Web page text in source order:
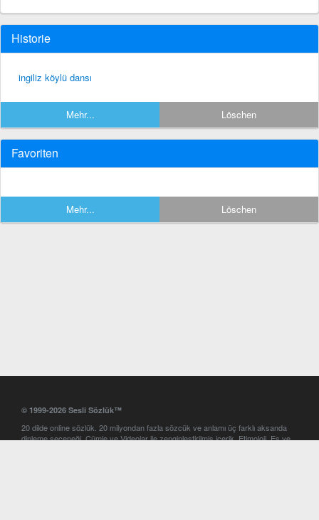
Historie
ingiliz köylü dansı
Mehr... Löschen
Favoriten
Mehr... Löschen
© 1999-2026 Sesli Sözlük™
20 dilde online sözlük. 20 milyondan fazla sözcük ve anlamı üç farklı aksanda
dinleme seçeneği. Cümle ve Videolar ile zenginleştirilmiş içerik. Etimoloji, Eş ve